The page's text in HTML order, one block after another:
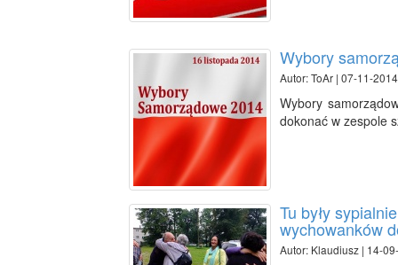
Wybory
Autor: ToAr | 07-11-
Wybory
dokonać w zespole
Tu były
wychowanków
Autor: Klaudiusz | 14-